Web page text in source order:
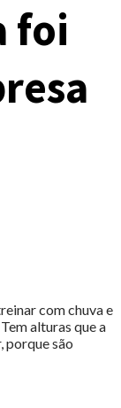
foi
com chuva e
alturas que a
porque são